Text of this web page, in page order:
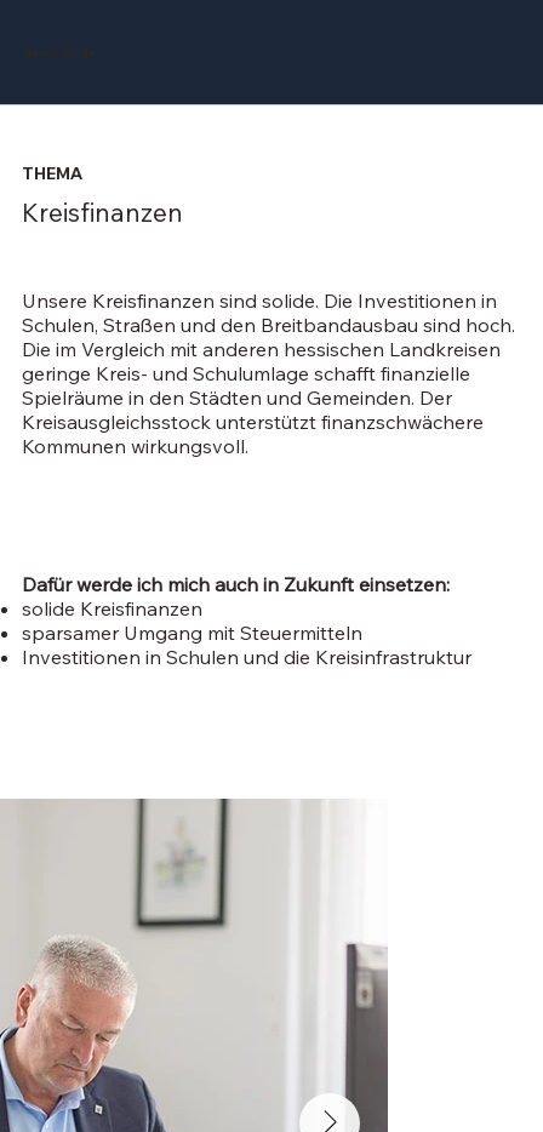
Kreisfinanzen
THEMA
Unsere Kreisfinanzen sind solide. Die Investitionen in
Schulen, Straßen und den Breitbandausbau sind hoch.
Die im Vergleich mit anderen hessischen Landkreisen
geringe Kreis- und Schulumlage schafft finanzielle
Spielräume in den Städten und Gemeinden. Der
Kreisausgleichsstock unterstützt finanzschwächere
Kommunen wirkungsvoll.
Dafür werde ich mich auch in Zukunft einsetzen:
solide Kreisfinanzen
sparsamer Umgang mit Steuermitteln
Investitionen in Schulen und die Kreisinfrastruktur